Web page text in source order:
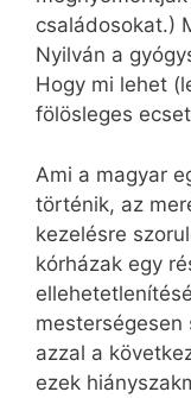
családosokat.)
Nyilván a
Hogy mi lehet
fölösleges
Ami a magyar
történik, az
kezelésre
kórházak egy
azzal a
ezek